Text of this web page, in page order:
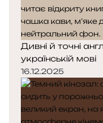
Дивні й точні
українській мові
16.12.2025